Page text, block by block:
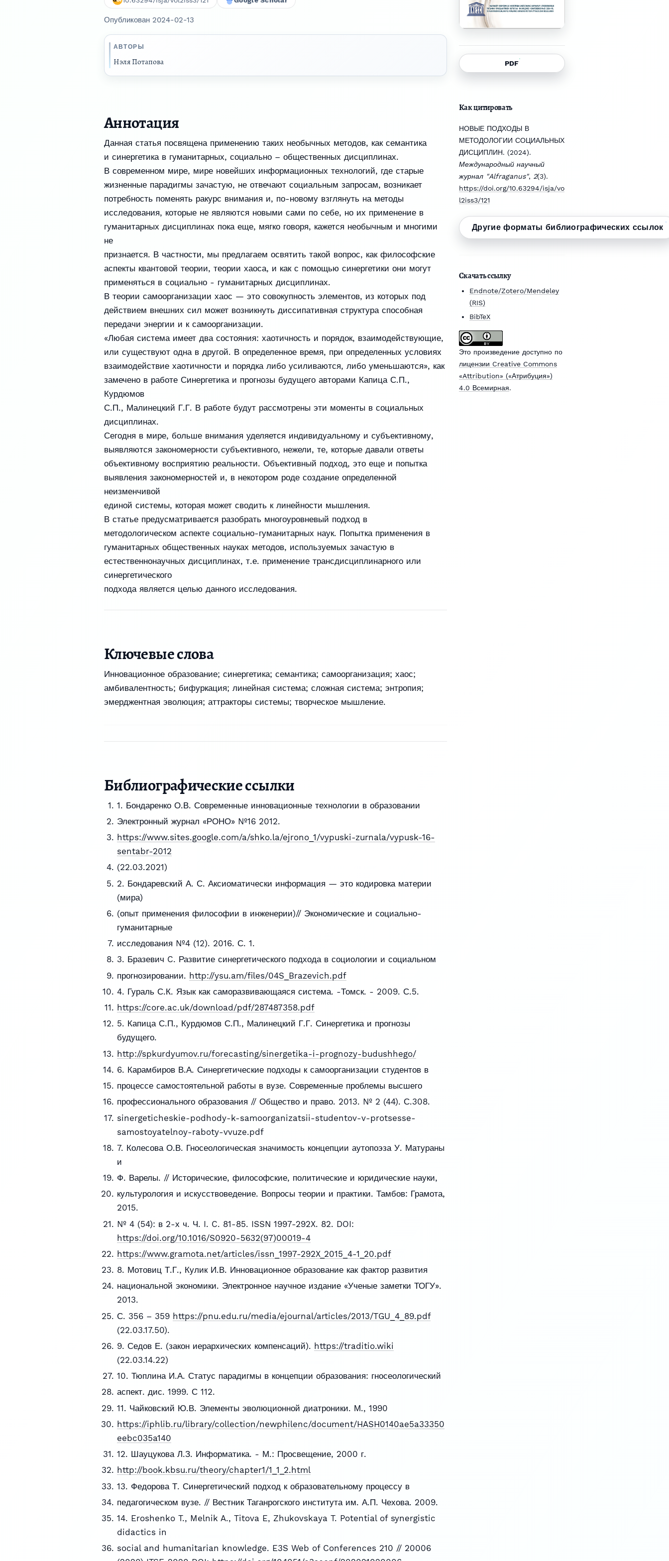
Опубликован 2024-02-13
АВТОРЫ
Нэля Потапова PDF
Как цитировать
НОВЫЕ ПОДХОДЫ В
МЕТОДОЛОГИИ СОЦИАЛЬНЫХ
ДИСЦИПЛИН. (2024).
Международный научный
журнал "Alfraganus", 2(3).
https://doi.org/10.63294/isja/vo
l2iss3/121
Другие форматы библиографических ссылок
Скачать ссылку
Endnote/Zotero/Mendeley
(RIS)
BibTeX
Это произведение доступно по
лицензии Creative Commons
«Attribution» («Атрибуция»)
4.0 Всемирная.
Аннотация
Данная статья посвящена применению таких необычных методов, как семантика
и синергетика в гуманитарных, социально – общественных дисциплинах.
В современном мире, мире новейших информационных технологий, где старые
жизненные парадигмы зачастую, не отвечают социальным запросам, возникает
потребность поменять ракурс внимания и, по-новому взглянуть на методы
исследования, которые не являются новыми сами по себе, но их применение в
гуманитарных дисциплинах пока еще, мягко говоря, кажется необычным и многими
не
признается. В частности, мы предлагаем освятить такой вопрос, как философские
аспекты квантовой теории, теории хаоса, и как с помощью синергетики они могут
применяться в социально - гуманитарных дисциплинах.
В теории самоорганизации хаос — это совокупность элементов, из которых под
действием внешних сил может возникнуть диссипативная структура способная
передачи энергии и к самоорганизации.
«Любая система имеет два состояния: хаотичность и порядок, взаимодействующие,
или существуют одна в другой. В определенное время, при определенных условиях
взаимодействие хаотичности и порядка либо усиливаются, либо уменьшаются», как
замечено в работе Синергетика и прогнозы будущего авторами Капица С.П.,
Курдюмов
С.П., Малинецкий Г.Г. В работе будут рассмотрены эти моменты в социальных
дисциплинах.
Сегодня в мире, больше внимания уделяется индивидуальному и субъективному,
выявляются закономерности субъективного, нежели, те, которые давали ответы
объективному восприятию реальности. Объективный подход, это еще и попытка
выявления закономерностей и, в некотором роде создание определенной
неизменчивой
единой системы, которая может сводить к линейности мышления.
В статье предусматривается разобрать многоуровневый подход в
методологическом аспекте социально-гуманитарных наук. Попытка применения в
гуманитарных общественных науках методов, используемых зачастую в
естественнонаучных дисциплинах, т.е. применение трансдисциплинарного или
синергетического
подхода является целью данного исследования.
Ключевые слова
Инновационное образование; синергетика; семантика; самоорганизация; хаос;
амбивалентность; бифуркация; линейная система; сложная система; энтропия;
эмерджентная эволюция; аттракторы системы; творческое мышление.
Библиографические ссылки
1. Бондаренко О.В. Современные инновационные технологии в образовании
Электронный журнал «РОНО» №16 2012.
https://www.sites.google.com/a/shko.la/ejrono_1/vypuski-zurnala/vypusk-16-
sentabr-2012
(22.03.2021)
2. Бондаревский А. С. Аксиоматически информация — это кодировка материи
(мира)
(опыт применения философии в инженерии)// Экономические и социально-
гуманитарные
исследования №4 (12). 2016. С. 1.
3. Бразевич C. Развитие синергетического подхода в социологии и социальном
прогнозировании. http://ysu.am/files/04S_Brazevich.pdf
4. Гураль С.К. Язык как саморазвивающаяся система. -Томск. - 2009. С.5.
https://core.ac.uk/download/pdf/287487358.pdf
5. Капица С.П., Курдюмов С.П., Малинецкий Г.Г. Синергетика и прогнозы
будущего.
http://spkurdyumov.ru/forecasting/sinergetika-i-prognozy-budushhego/
6. Карамбиров В.А. Синергетические подходы к самоорганизации студентов в
процессе самостоятельной работы в вузе. Современные проблемы высшего
профессионального образования // Общество и право. 2013. № 2 (44). С.308.
sinergeticheskie-podhody-k-samoorganizatsii-studentov-v-protsesse-
samostoyatelnoy-raboty-vvuze.pdf
7. Колесова О.В. Гносеологическая значимость концепции аутопоэза У. Матураны
и
Ф. Варелы. // Исторические, философские, политические и юридические науки,
культурология и искусствоведение. Вопросы теории и практики. Тамбов: Грамота,
2015.
№ 4 (54): в 2-х ч. Ч. I. C. 81-85. ISSN 1997-292X. 82. DOI:
https://doi.org/10.1016/S0920-5632(97)00019-4
https://www.gramota.net/articles/issn_1997-292X_2015_4-1_20.pdf
8. Мотовиц Т.Г., Кулик И.В. Инновационное образование как фактор развития
национальной экономики. Электронное научное издание «Ученые заметки ТОГУ».
2013.
С. 356 – 359 https://pnu.edu.ru/media/ejournal/articles/2013/TGU_4_89.pdf
(22.03.17.50).
9. Седов Е. (закон иерархических компенсаций). https://traditio.wiki
(22.03.14.22)
10. Тюплина И.А. Статус парадигмы в концепции образования: гносеологический
аспект. дис. 1999. С 112.
11. Чайковский Ю.В. Элементы эволюционной диатроники. М., 1990
https://iphlib.ru/library/collection/newphilenc/document/HASH0140ae5a33350
eebc035a140
12. Шауцукова Л.З. Информатика. - М.: Просвещение, 2000 г.
http://book.kbsu.ru/theory/chapter1/1_1_2.html
13. Федорова Т. Синергетический подход к образовательному процессу в
педагогическом вузе. // Вестник Таганрогского института им. А.П. Чехова. 2009.
14. Eroshenko T., Melnik A., Titova E, Zhukovskaya T. Potential of synergistic
didactics in
social and humanitarian knowledge. E3S Web of Conferences 210 // 20006